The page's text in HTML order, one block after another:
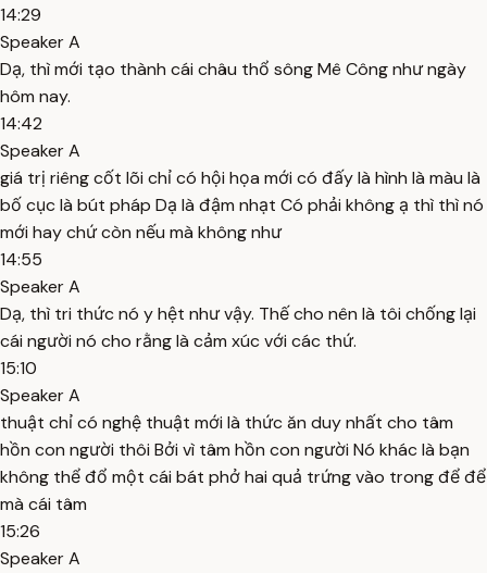
14:29
Speaker A
Dạ, thì mới tạo thành cái châu thổ sông Mê Công như ngày
hôm nay.
14:42
Speaker A
giá trị riêng cốt lõi chỉ có hội họa mới có đấy là hình là màu là
bố cục là bút pháp Dạ là đậm nhạt Có phải không ạ thì thì nó
mới hay chứ còn nếu mà không như
14:55
Speaker A
Dạ, thì tri thức nó y hệt như vậy. Thế cho nên là tôi chống lại
cái người nó cho rằng là cảm xúc với các thứ.
15:10
Speaker A
thuật chỉ có nghệ thuật mới là thức ăn duy nhất cho tâm
hồn con người thôi Bởi vì tâm hồn con người Nó khác là bạn
không thể đổ một cái bát phở hai quả trứng vào trong để để
mà cái tâm
15:26
Speaker A